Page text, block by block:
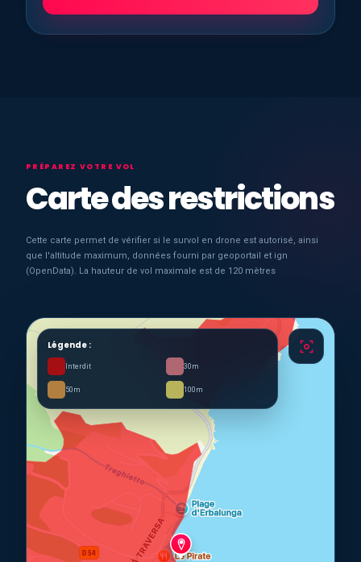
PRÉPAREZ VOTRE VOL
Carte des restrictions
Cette carte permet de vérifier si le survol en drone est autorisé, ainsi
que l'altitude maximum, données fourni par geoportail et ign
(OpenData). La hauteur de vol maximale est de 120 mètres
Légende :
Interdit 30m
50m 100m